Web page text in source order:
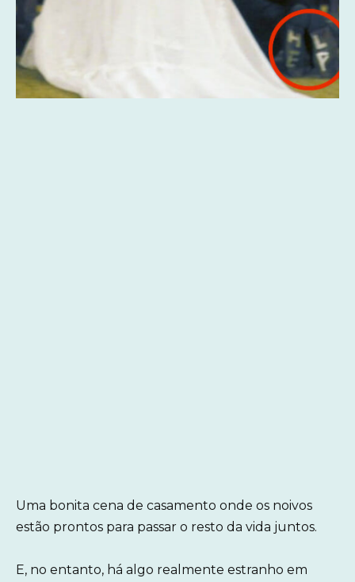
Uma bonita cena de casamento onde os noivos
estão prontos para passar o resto da vida juntos.
E, no entanto, há algo realmente estranho em